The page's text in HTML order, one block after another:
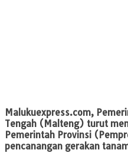
Malukuexpress.com,
Tengah (Malteng) turut
Pemerintah Provinsi
pencanangan gerakan